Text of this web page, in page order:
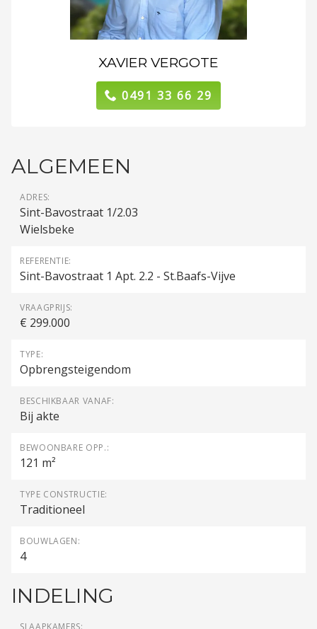
XAVIER VERGOTE
0491 33 66 29
ALGEMEEN
ADRES:
Sint-Bavostraat 1/2.03
Wielsbeke
REFERENTIE:
Sint-Bavostraat 1 Apt. 2.2 - St.Baafs-Vijve
VRAAGPRIJS:
€ 299.000
TYPE:
Opbrengsteigendom
BESCHIKBAAR VANAF:
Bij akte
BEWOONBARE OPP.:
121 m²
TYPE CONSTRUCTIE:
Traditioneel
BOUWLAGEN:
4
INDELING
SLAAPKAMERS: